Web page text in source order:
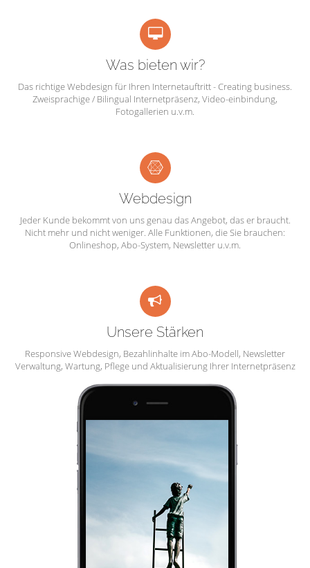
Was bieten wir?
Das richtige Webdesign für Ihren Internetauftritt - Creating business.
Zweisprachige / Bilingual Internetpräsenz, Video-einbindung,
Fotogallerien u.v.m.
Webdesign
Jeder Kunde bekommt von uns genau das Angebot, das er braucht.
Nicht mehr und nicht weniger. Alle Funktionen, die Sie brauchen:
Onlineshop, Abo-System, Newsletter u.v.m.
Unsere Stärken
Responsive Webdesign, Bezahlinhalte im Abo-Modell, Newsletter
Verwaltung, Wartung, Pflege und Aktualisierung Ihrer Internetpräsenz